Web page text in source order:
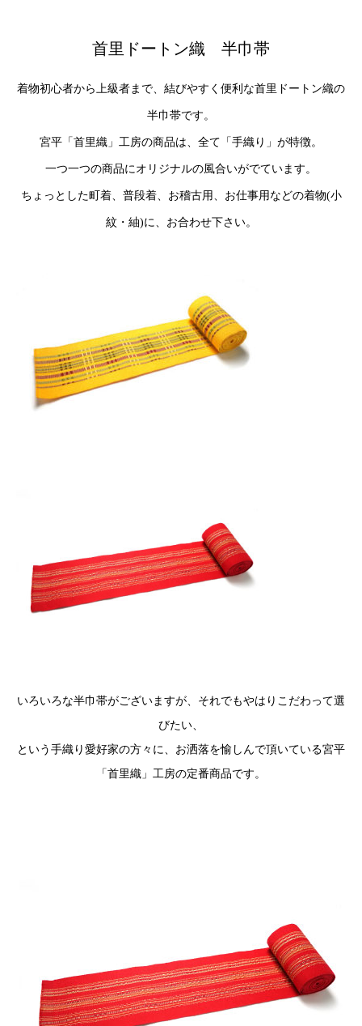
首里ドートン織 半巾帯
着物初心者から上級者まで、結びやすく便利な首里ドートン織の
半巾帯です。
宮平「首里織」工房の商品は、全て「手織り」が特徴。
一つ一つの商品にオリジナルの風合いがでています。
ちょっとした町着、普段着、お稽古用、お仕事用などの着物(小
紋・紬)に、お合わせ下さい。
いろいろな半巾帯がございますが、それでもやはりこだわって選
びたい、
という手織り愛好家の方々に、お洒落を愉しんで頂いている宮平
「首里織」工房の定番商品です。